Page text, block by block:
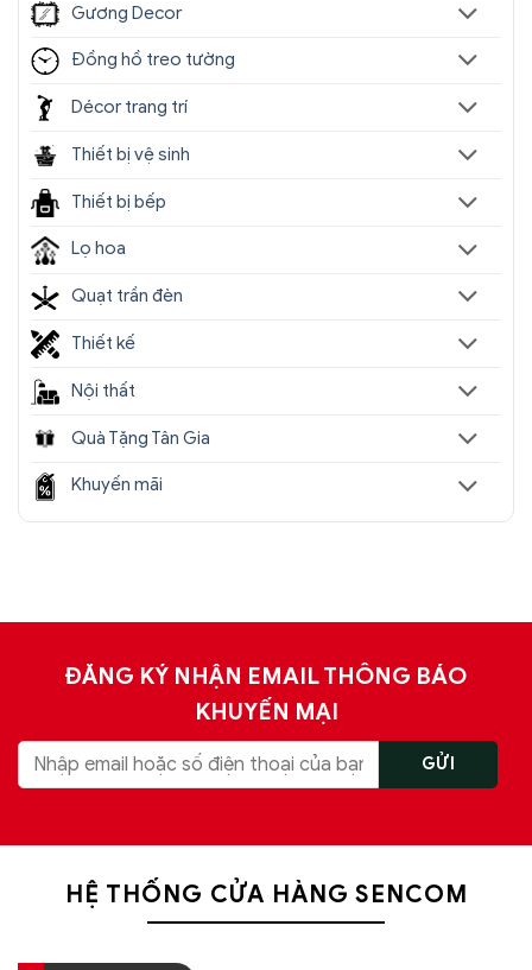
Gương Decor
Đồng hồ treo tường
Décor trang trí
Thiết bị vệ sinh
Thiết bị bếp
Lọ hoa
Quạt trần đèn
Thiết kế
Nội thất
Quà Tặng Tân Gia
Khuyến mãi
ĐĂNG KÝ NHẬN EMAIL THÔNG BÁO
KHUYẾN MẠI
HỆ THỐNG CỬA HÀNG SENCOM